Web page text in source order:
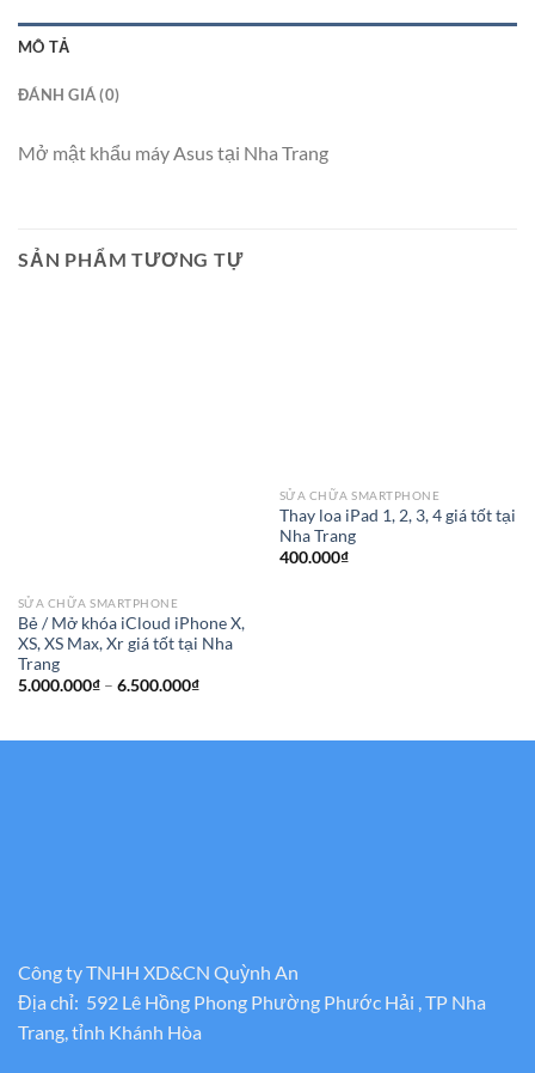
MÔ TẢ
ĐÁNH GIÁ (0)
Mở mật khẩu máy Asus tại Nha Trang
SẢN PHẨM TƯƠNG TỰ
SỬA CHỮA SMARTPHONE
Bẻ / Mở khóa iCloud iPhone X,
XS, XS Max, Xr giá tốt tại Nha
Trang
5.000.000₫ – 6.500.000₫Khoảng
đến
SỬA CHỮA SMARTPHONE
Thay loa iPad 1, 2, 3, 4 giá tốt tại
Nha Trang
400.000₫
Công ty TNHH XD&CN Quỳnh An
Địa chỉ: 592 Lê Hồng Phong Phường Phước Hải , TP Nha
Trang, tỉnh Khánh Hòa